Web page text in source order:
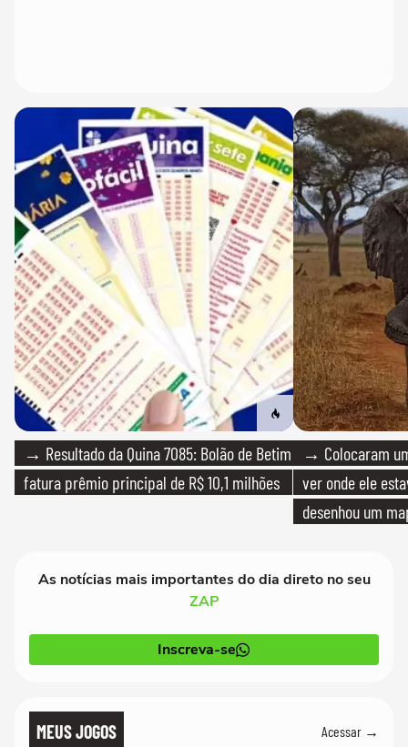
→ Resultado da Quina 7085: Bolão de Betim
fatura prêmio principal de R$ 10,1 milhões
→ Colocaram
ver onde ele
desenhou um
As notícias mais importantes do dia direto no seu
ZAP
Inscreva-se
MEUS JOGOS Acessar →